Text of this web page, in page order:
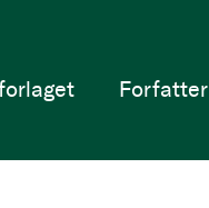
Forfatter